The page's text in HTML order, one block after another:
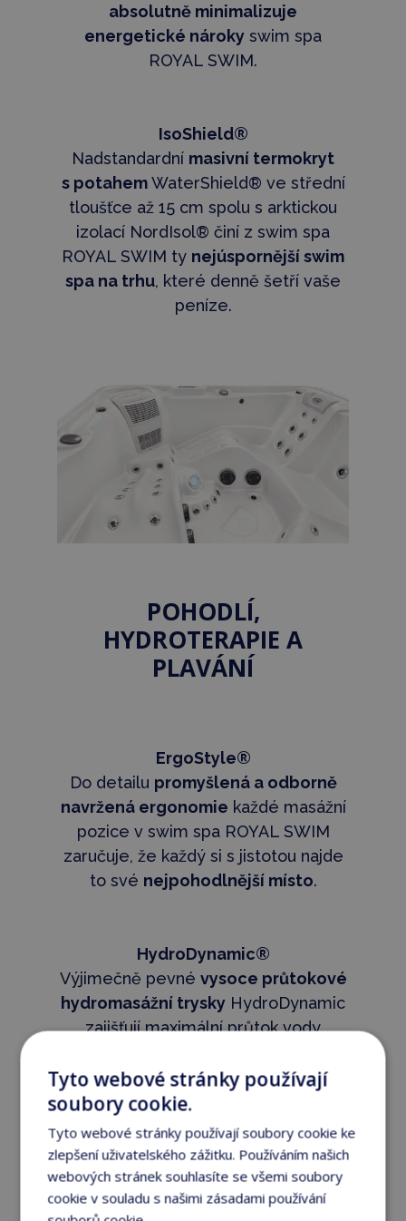
absolutně minimalizuje
energetické nároky swim spa
ROYAL SWIM.
IsoShield®
Nadstandardní masivní termokryt
s potahemWaterShield® ve střední
tloušťce až 15 cm spolu s arktickou
izolací NordIsol® činí z swim spa
ROYAL SWIM ty nejúspornější swim
spa na trhu, které denně šetří vaše
peníze.
POHODLÍ,
HYDROTERAPIE A
PLAVÁNÍ
ErgoStyle®
Do detailu promyšlená a odborně
navržená ergonomie každé masážní
pozice v swim spa ROYAL SWIM
zaručuje, že každý si s jistotou najde
to své nejpohodlnější místo.
HydroDynamic®
Výjimečně pevné vysoce průtokové
hydromasážní trysky HydroDynamic
zajišťují maximální průtok vody
nejlepší zážitky z hydromasáže.
TwinTherapyEffect®
Hydromasážní trysky HydroDynamic
spolu s našípromyšlenou instalací
Tyto webové stránky používají
soubory cookie.
Tyto webové stránky používají soubory cookie ke
zlepšení uživatelského zážitku. Používáním našich
webových stránek souhlasíte se všemi soubory
cookie v souladu s našimi zásadami používání